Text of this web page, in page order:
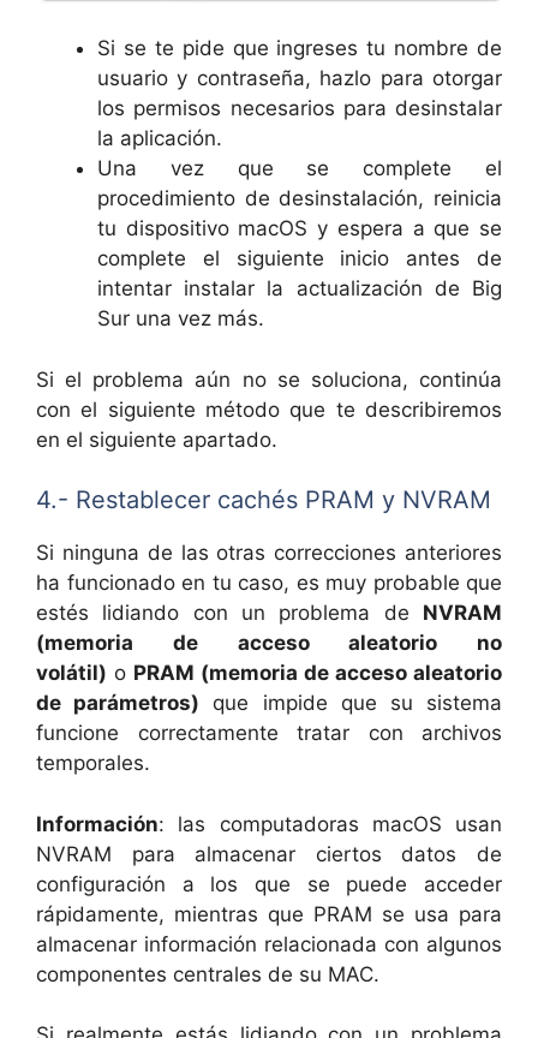
Si se te pide que ingreses tu nombre de
usuario y contraseña, hazlo para otorgar
los permisos necesarios para desinstalar
la aplicación.
Una vez que se complete el
procedimiento de desinstalación, reinicia
tu dispositivo macOS y espera a que se
complete el siguiente inicio antes de
intentar instalar la actualización de Big
Sur una vez más.
Si el problema aún no se soluciona, continúa
con el siguiente método que te describiremos
en el siguiente apartado.
4.- Restablecer cachés PRAM y NVRAM
Si ninguna de las otras correcciones anteriores
ha funcionado en tu caso, es muy probable que
estés lidiando con un problema de NVRAM
(memoria de acceso aleatorio no
volátil) o PRAM (memoria de acceso aleatorio
de parámetros) que impide que su sistema
funcione correctamente tratar con archivos
temporales.
Información: las computadoras macOS usan
NVRAM para almacenar ciertos datos de
configuración a los que se puede acceder
rápidamente, mientras que PRAM se usa para
almacenar información relacionada con algunos
componentes centrales de su MAC.